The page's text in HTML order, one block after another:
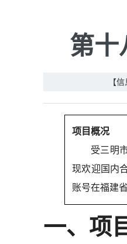
第十
【
项目概况
受三明
现欢迎国内
账号在福建
一、项